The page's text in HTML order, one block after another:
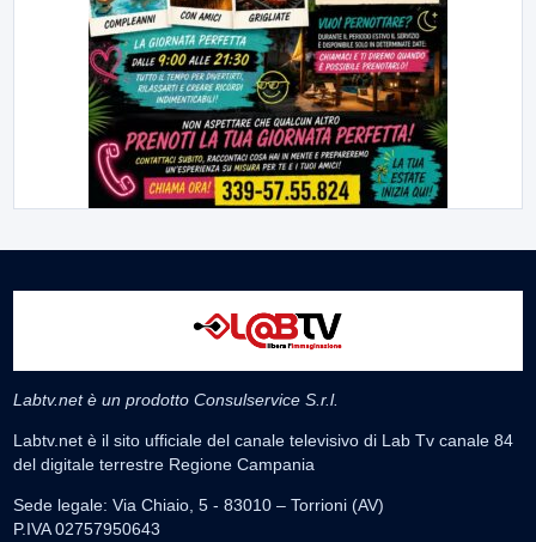
Labtv.net è un prodotto Consulservice S.r.l.
Labtv.net è il sito ufficiale del canale televisivo di Lab Tv canale 84
del digitale terrestre Regione Campania
Sede legale: Via Chiaio, 5 - 83010 – Torrioni (AV)
P.IVA 02757950643